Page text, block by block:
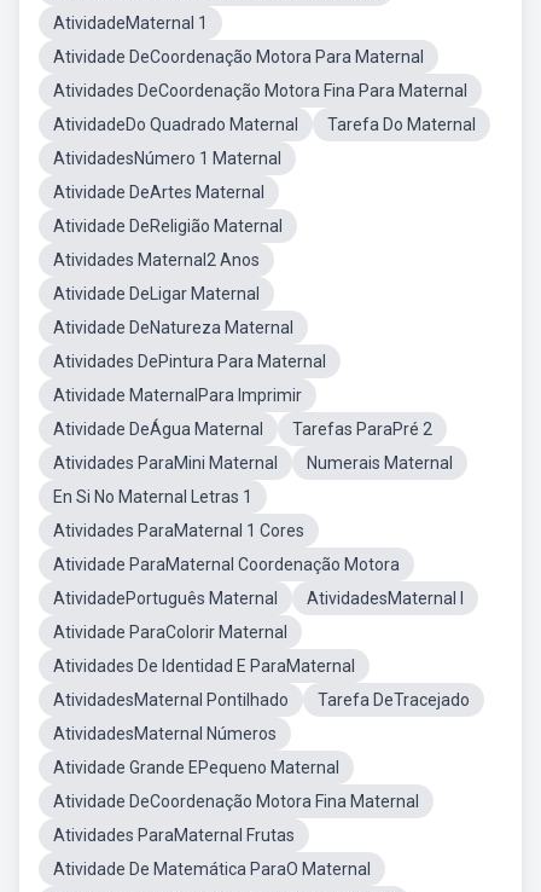
AtividadeMaternal 1
Atividade DeCoordenação Motora Para Maternal
Atividades DeCoordenação Motora Fina Para Maternal
AtividadeDo Quadrado Maternal
Tarefa Do Maternal
AtividadesNúmero 1 Maternal
Atividade DeArtes Maternal
Atividade DeReligião Maternal
Atividades Maternal2 Anos
Atividade DeLigar Maternal
Atividade DeNatureza Maternal
Atividades DePintura Para Maternal
Atividade MaternalPara Imprimir
Atividade DeÁgua Maternal
Tarefas ParaPré 2
Atividades ParaMini Maternal
Numerais Maternal
En Si No Maternal Letras 1
Atividades ParaMaternal 1 Cores
Atividade ParaMaternal Coordenação Motora
AtividadePortuguês Maternal
AtividadesMaternal I
Atividade ParaColorir Maternal
Atividades De Identidad E ParaMaternal
AtividadesMaternal Pontilhado
Tarefa DeTracejado
AtividadesMaternal Números
Atividade Grande EPequeno Maternal
Atividade DeCoordenação Motora Fina Maternal
Atividades ParaMaternal Frutas
Atividade De Matemática ParaO Maternal